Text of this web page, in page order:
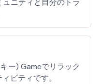
ニティと自分のトラ
ー) Gameでリラック
ビティです。